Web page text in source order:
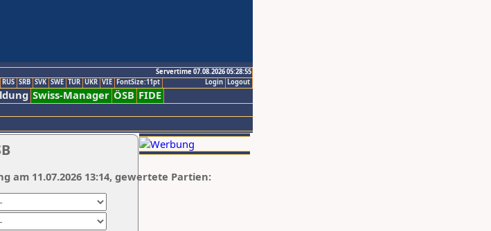
Servertime 07.08.2026 05:28:55
Logout
Login
RUS SRB SVK SWE TUR UKR VIE FontSize:11pt
Swiss-Manager ÖSB FIDE
am 11.07.2026 13:14, gewertete Partien: